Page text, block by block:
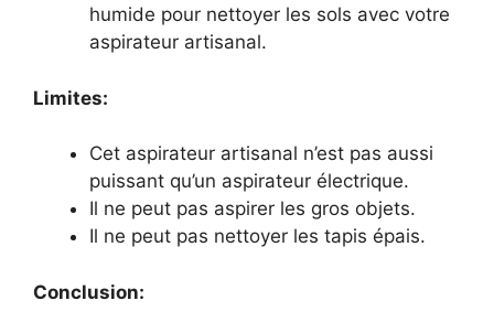
humide pour nettoyer les sols avec votre
aspirateur artisanal.
Limites:
Cet aspirateur artisanal n’est pas aussi
puissant qu’un aspirateur électrique.
Il ne peut pas aspirer les gros objets.
Il ne peut pas nettoyer les tapis épais.
Conclusion: